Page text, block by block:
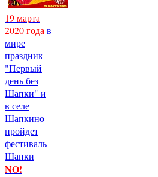
19 марта
2020 годав
мире
праздник
"Первый
день без
Шапки" и
в селе
Шапкино
пройдет
фестиваль
Шапки
NO!